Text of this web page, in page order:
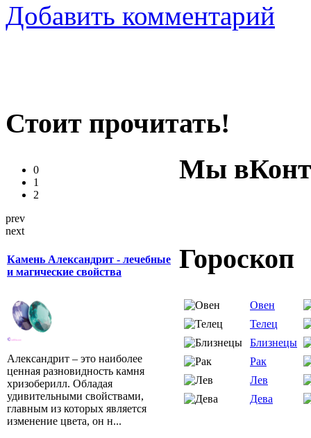
Добавить комментарий
Стоит прочитать!
0
1
2
prev
next
Камень Александрит - лечебные
и магические свойства
Александрит – это наиболее
ценная разновидность камня
хризоберилл. Обладая
удивительными свойствами,
главным из которых является
изменение цвета, он н...
Мы
Гороскоп
Овен
Телец
Близнецы
Рак
Лев
Дева